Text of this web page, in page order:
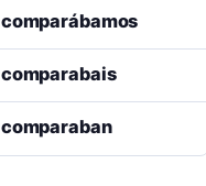
comparábamos
comparabais
comparaban